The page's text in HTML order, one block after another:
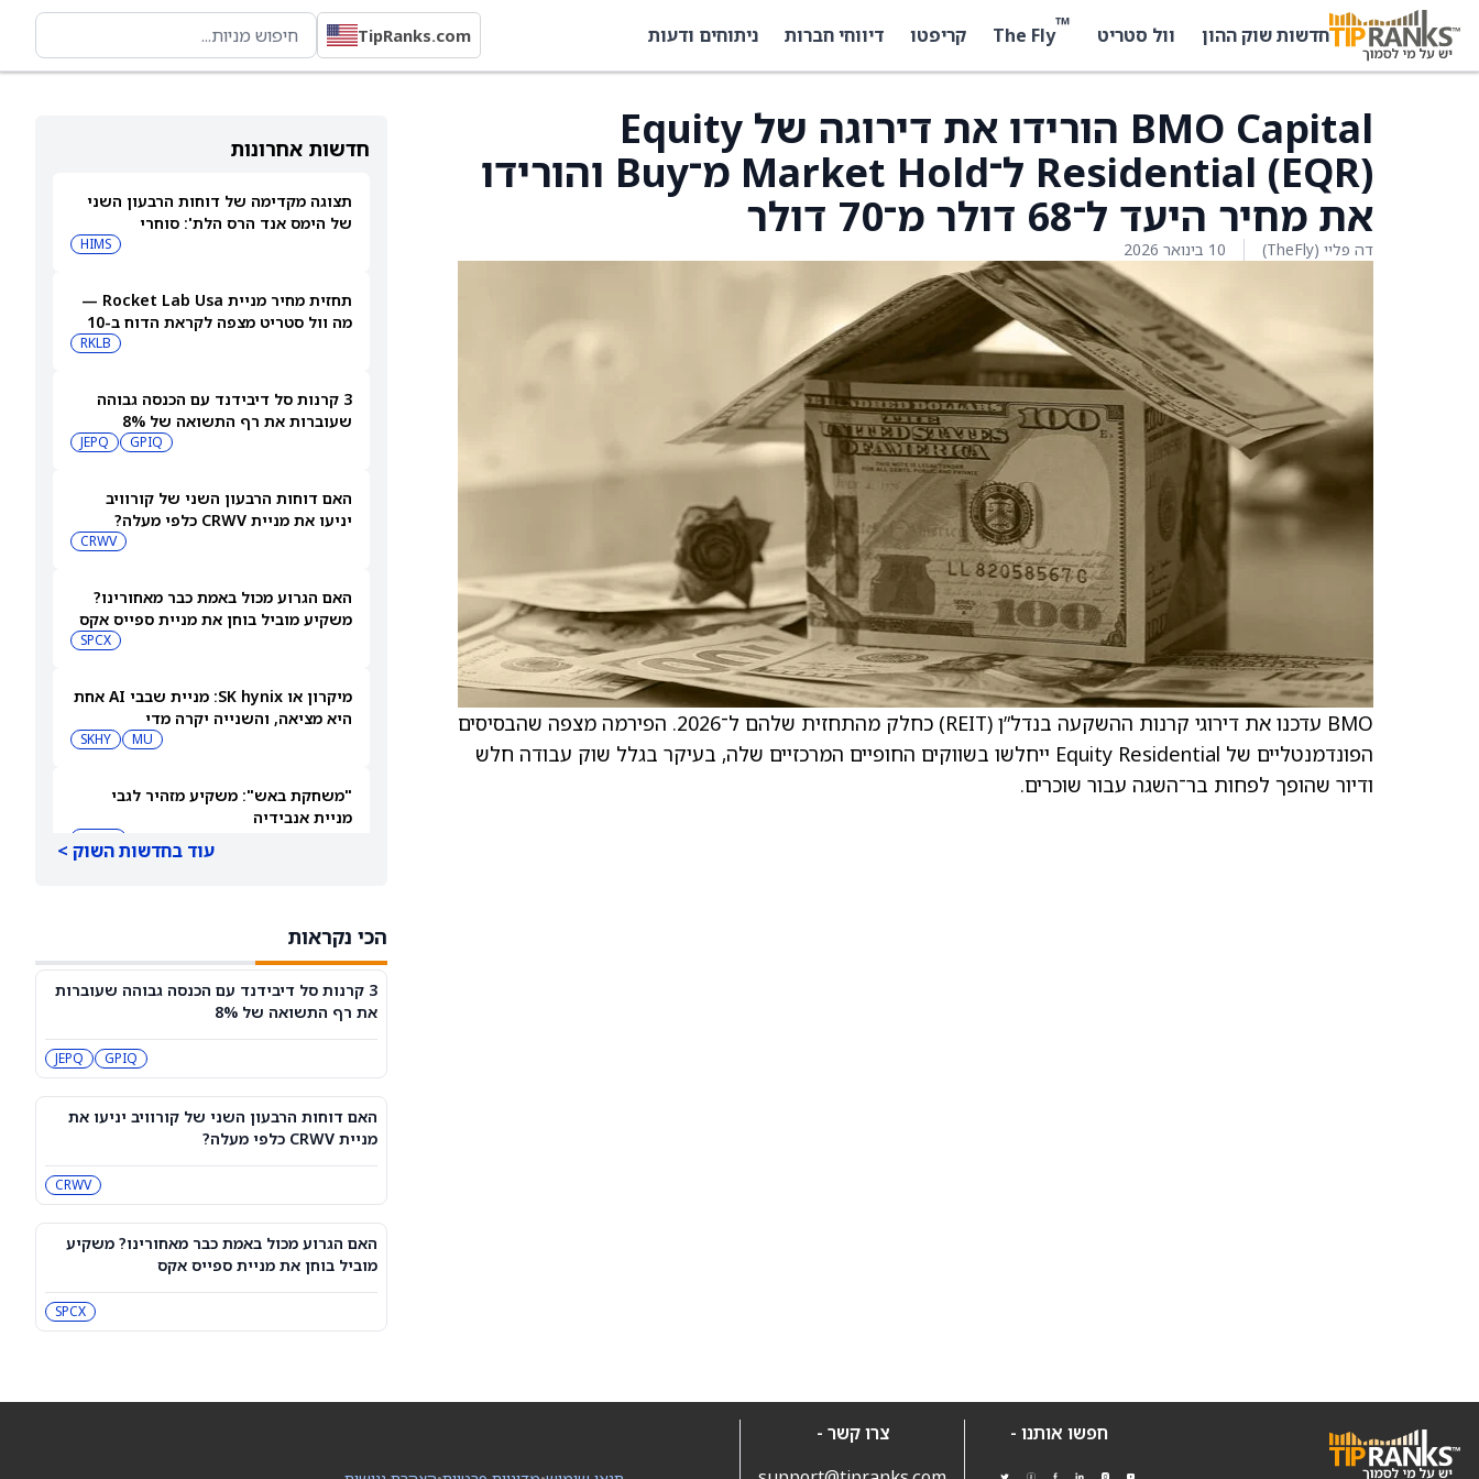
חדשות שוק ההון וול סטריט ™
The Fly קריפטו דיווחי חברות ניתוחים ודעות TipRanks.com
חדשות אחרונות
תצוגה מקדימה של דוחות הרבעון השני
של הימס אנד הרס הלת': סוחרי
האופציות נערכים לתנועה של 14.5%HIMS
תחזית מחיר מניית Rocket Lab Usa —
מה וול סטריט מצפה לקראת הדוח ב-10
RKLB
3 קרנות סל דיבידנד עם הכנסה גבוהה
שעוברות את רף התשואה של 8%
GPIQ
JEPQ
האם דוחות הרבעון השני של קורוויב
יניעו את מניית CRWV כלפי מעלה?
CRWV
האם הגרוע מכול באמת כבר מאחורינו?
משקיע מוביל בוחן את מניית ספייס אקס
SPCX
מיקרון או SK hynix: מניית שבבי AI אחת
היא מציאה, והשנייה יקרה מדי
MU
SKHY
"משחקת באש": משקיע מזהיר לגבי
מניית אנבידיה
עסקת קורסור של ספייס אקס בשווי 60
מיליארד דולר עשויה להיסגר כבר בשבוע
הבא… אבל המותג Cursor עלול להיעלם
SPCX
PC:CURSO
מניית מעקב? ג'פריס גרופ שוקלת את
הספקולציות על מיזוג בין SpaceX
לטסלה
3 תעודות הסל הטובות ביותר להשקעה,
VV
שוק המניות היום: SPY ו-QQQ עלו לאחר
שדוח תעסוקה מאכזב שינה את ציפיות
הריבית
DIA
QQQ
עוד בחדשות השוק >
הכי נקראות
3 קרנות סל דיבידנד עם הכנסה גבוהה שעוברות
את רף התשואה של 8%
GPIQ
JEPQ
האם דוחות הרבעון השני של קורוויב יניעו את
מניית CRWV כלפי מעלה?
CRWV
האם הגרוע מכול באמת כבר מאחורינו? משקיע
מוביל בוחן את מניית ספייס אקס
SPCX
BMO Capital הורידו את דירוגה של Equity
Residential (EQR) ל־Market Hold מ־Buy והורידו
את מחיר היעד ל־68 דולר מ־70 דולר
דה פליי (TheFly) 10 בינואר 2026
BMO עדכנו את דירוגי קרנות ההשקעה בנדל”ן (REIT) כחלק מהתחזית שלהם ל־2026. הפירמה מצפה שהבסיסים
הפונדמנטליים של Equity Residential ייחלשו בשווקים החופיים המרכזיים שלה, בעיקר בגלל שוק עבודה חלש
ודיור שהופך לפחות בר־השגה עבור שוכרים.
חפשו אותנו -
צרו קשר -